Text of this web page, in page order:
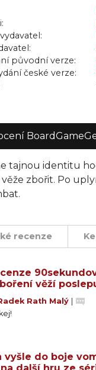
původní verze:
české verze:
tajnou identitu
zbořit. Po
recenze
věží
Rath Malý
do boje